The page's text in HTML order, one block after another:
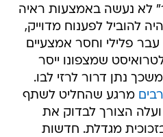
לא נעשה באמצעות ראיה
להוביל לפענוח מדוייק,
פלילי וחסר אמצעיים
שמצפונו ייסר
נתן דרור לרזי לבו.
מרגע שהחליט לשתף
הצורך לבדוק את
מגדלת. חדשות